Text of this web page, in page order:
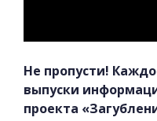
Не пропусти!
выпуски
проекта